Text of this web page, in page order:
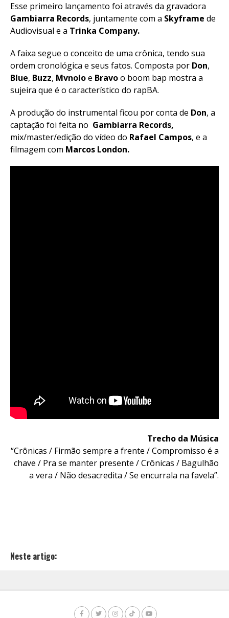
Esse primeiro lançamento foi através da gravadora
Gambiarra Records, juntamente com a Skyframe de
Audiovisual e a Trinka Company.
A faixa segue o conceito de uma crônica, tendo sua
ordem cronológica e seus fatos. Composta por Don,
Blue, Buzz, Mvnoloe Bravoo boom bap mostra a
sujeira que é o característico do rapBA.
A produção do instrumental ficou por conta de Don, a
captação foi feita no Gambiarra Records,
mix/master/edição do vídeo do Rafael Campos, e a
filmagem com Marcos London.
Trecho da Música
“Crônicas / Firmão sempre a frente / Compromisso é a
chave / Pra se manter presente / Crônicas / Bagulhão
a vera / Não desacredita / Se encurrala na favela”.
Neste artigo: